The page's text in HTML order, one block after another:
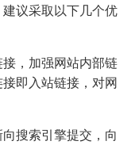
议采取以下几个优
，加强网站内部链
即入站链接，对网
搜索引擎提交，向